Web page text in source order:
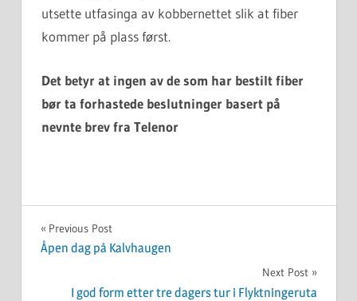
utsette utfasinga av kobbernettet slik at fiber
kommer på plass først.
Det betyr at ingen av de som har bestilt fiber
bør ta forhastede beslutninger basert på
nevnte brev fra Telenor
UKATEGORISERT
Innleggsnavigasjon
Previous Post
Åpen dag på Kalvhaugen
Next Post
I god form etter tre dagers tur i Flyktningeruta